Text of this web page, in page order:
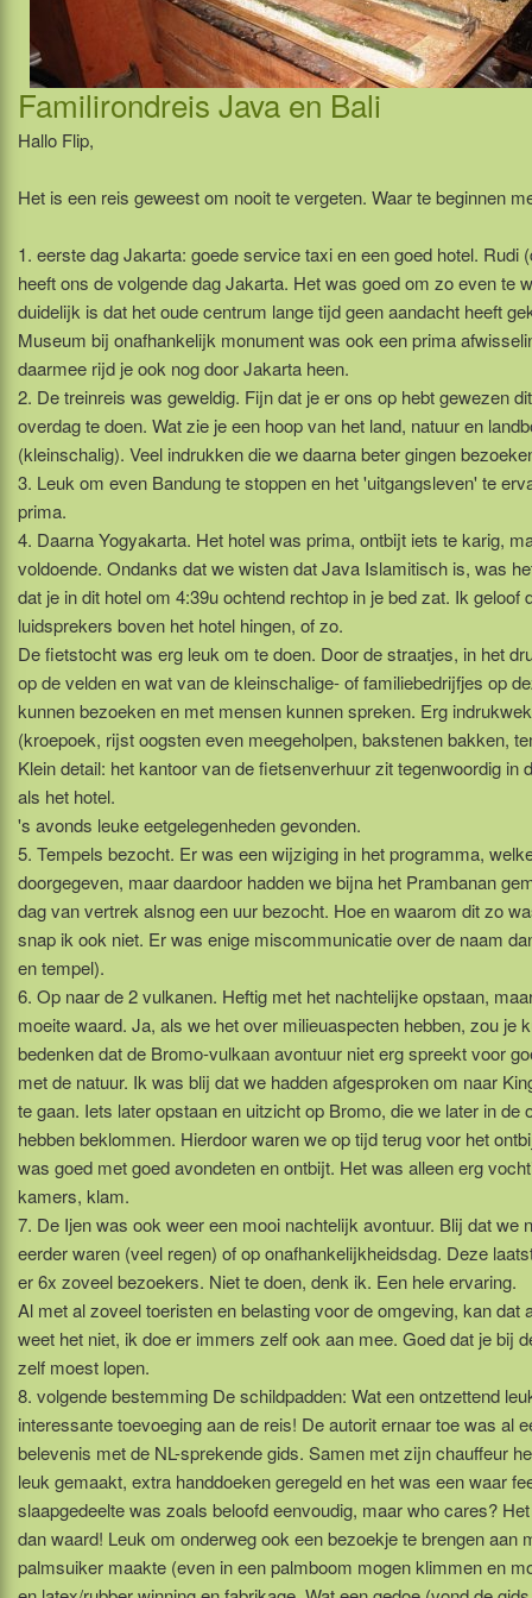
Familirondreis Java en Bali
Hallo Flip,
Het is een reis geweest om nooit te vergeten. Waar te beginnen
1. eerste dag Jakarta: goede service taxi en een goed hotel. Rudi
heeft ons de volgende dag Jakarta. Het was goed om zo even te
duidelijk is dat het oude centrum lange tijd geen aandacht heeft
Museum bij onafhankelijk monument was ook een prima
daarmee rijd je ook nog door Jakarta heen.
2. De treinreis was geweldig. Fijn dat je er ons op hebt gewezen
overdag te doen. Wat zie je een hoop van het land, natuur en
(kleinschalig). Veel indrukken die we daarna beter gingen
3. Leuk om even Bandung te stoppen en het 'uitgangsleven' te
prima.
4. Daarna Yogyakarta. Het hotel was prima, ontbijt iets te karig,
voldoende. Ondanks dat we wisten dat Java Islamitisch is, was
dat je in dit hotel om 4:39u ochtend rechtop in je bed zat. Ik geloof
luidsprekers boven het hotel hingen, of zo.
De fietstocht was erg leuk om te doen. Door de straatjes, in het
op de velden en wat van de kleinschalige- of familiebedrijfjes op
kunnen bezoeken en met mensen kunnen spreken. Erg
(kroepoek, rijst oogsten even meegeholpen, bakstenen bakken,
Klein detail: het kantoor van de fietsenverhuur zit tegenwoordig in
als het hotel.
's avonds leuke eetgelegenheden gevonden.
5. Tempels bezocht. Er was een wijziging in het programma,
doorgegeven, maar daardoor hadden we bijna het Prambanan
dag van vertrek alsnog een uur bezocht. Hoe en waarom dit zo
snap ik ook niet. Er was enige miscommunicatie over de naam
en tempel).
6. Op naar de 2 vulkanen. Heftig met het nachtelijke opstaan,
moeite waard. Ja, als we het over milieuaspecten hebben, zou je
bedenken dat de Bromo-vulkaan avontuur niet erg spreekt voor
met de natuur. Ik was blij dat we hadden afgesproken om naar
te gaan. Iets later opstaan en uitzicht op Bromo, die we later in de
hebben beklommen. Hierdoor waren we op tijd terug voor het
was goed met goed avondeten en ontbijt. Het was alleen erg
kamers, klam.
7. De Ijen was ook weer een mooi nachtelijk avontuur. Blij dat we
eerder waren (veel regen) of op onafhankelijkheidsdag. Deze
er 6x zoveel bezoekers. Niet te doen, denk ik. Een hele ervaring.
Al met al zoveel toeristen en belasting voor de omgeving, kan dat
weet het niet, ik doe er immers zelf ook aan mee. Goed dat je bij
zelf moest lopen.
8. volgende bestemming De schildpadden: Wat een ontzettend
interessante toevoeging aan de reis! De autorit ernaar toe was al
belevenis met de NL-sprekende gids. Samen met zijn chauffeur
leuk gemaakt, extra handdoeken geregeld en het was een waar
slaapgedeelte was zoals beloofd eenvoudig, maar who cares?
dan waard! Leuk om onderweg ook een bezoekje te brengen aan
palmsuiker maakte (even in een palmboom mogen klimmen en